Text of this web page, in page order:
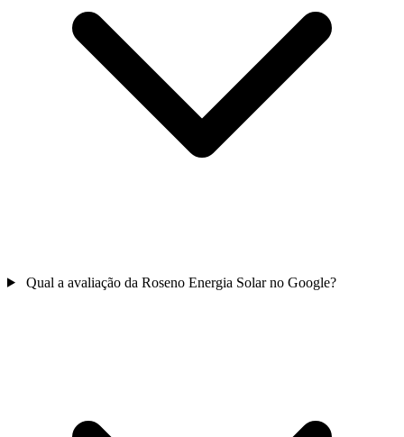
Qual a avaliação da Roseno Energia Solar no Google?